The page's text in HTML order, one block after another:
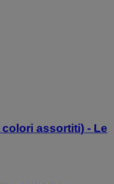
assortiti) - Le